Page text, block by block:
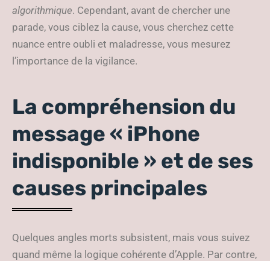
algorithmique. Cependant, avant de chercher une
parade, vous ciblez la cause, vous cherchez cette
nuance entre oubli et maladresse, vous mesurez
l’importance de la vigilance.
La compréhension du
message « iPhone
indisponible » et de ses
causes principales
Quelques angles morts subsistent, mais vous suivez
quand même la logique cohérente d’Apple. Par contre,